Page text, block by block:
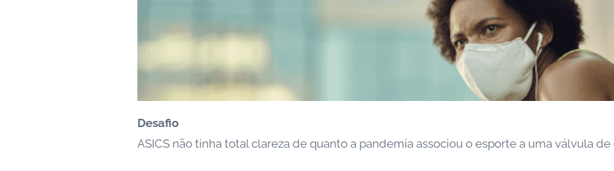
Desafio
ASICS não tinha total clareza de quanto a pandemia associou o esporte a uma válvula de